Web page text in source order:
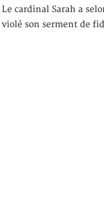
Le cardinal Sarah a
violé son serment de